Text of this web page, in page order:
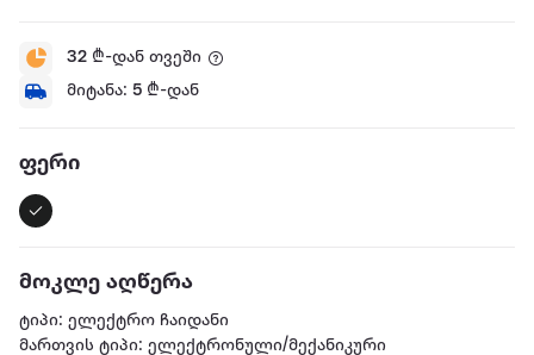
32 ₾-დან თვეში
მიტანა: 5 ₾-დან
ფერი
მოკლე აღწერა
ტიპი: ელექტრო ჩაიდანი
მართვის ტიპი: ელექტრონული/მექანიკური